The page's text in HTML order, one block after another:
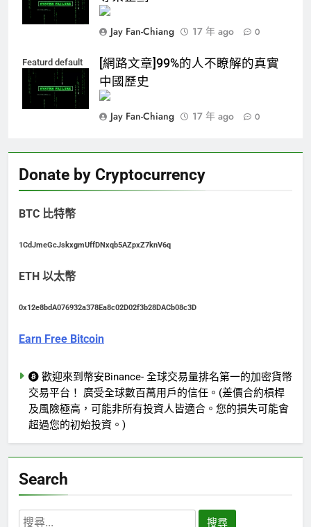
Jay Fan-Chiang 17 年 ago 0
Featurd default
[網路文章]99%的人不瞭解的真實
中國歷史
Jay Fan-Chiang 17 年 ago 0
Donate by Cryptocurrency
BTC 比特幣
1CdJmeGcJskxgmUffDNxqb5AZpxZ7knV6q
ETH 以太幣
0x12e8bdA076932a378Ea8c02D02f3b28DACb08c3D
Earn Free Bitcoin
歡迎來到幣安Binance- 全球交易量排名第一的加密貨幣
交易平台！ 廣受全球數百萬用戶的信任。(差價合約槓桿
及風險極高，可能非所有投資人皆適合。您的損失可能會
超過您的初始投資。)
Search
搜